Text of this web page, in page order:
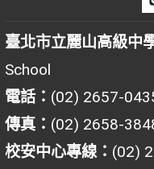
臺北市立麗山高級中
School
電話： (02) 2657-
傳真： (02) 2658-
校安中心專線： (02)